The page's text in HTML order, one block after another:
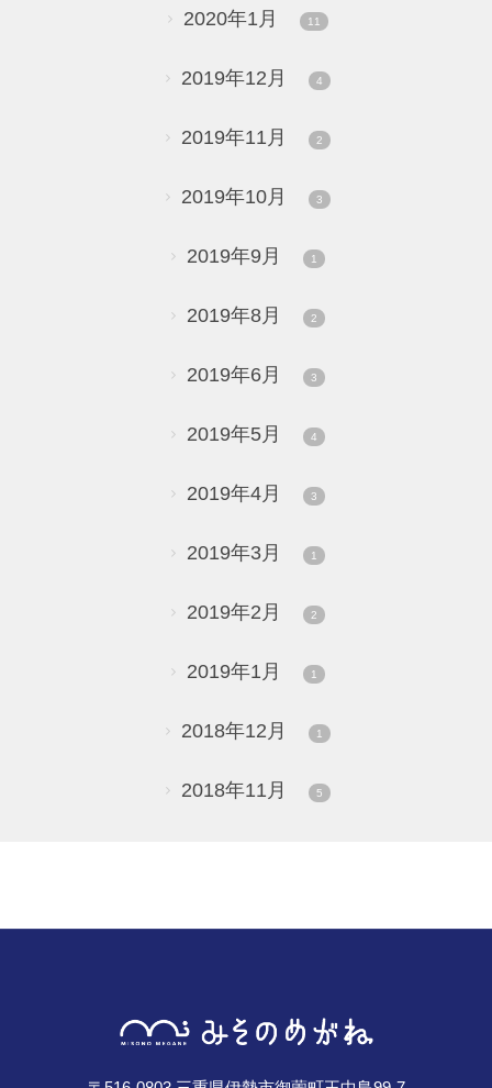
2020年1月 11
2019年12月 4
2019年11月 2
2019年10月 3
2019年9月 1
2019年8月 2
2019年6月 3
2019年5月 4
2019年4月 3
2019年3月 1
2019年2月 2
2019年1月 1
2018年12月 1
2018年11月 5